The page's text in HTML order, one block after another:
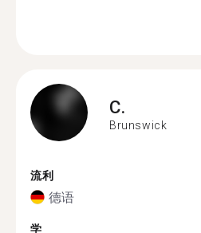
C.
Brunswick
流利
德语
学